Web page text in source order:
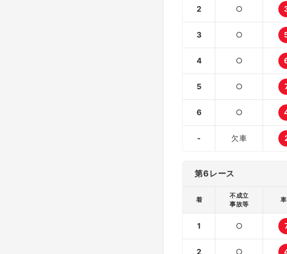
2 ○
3 ○
4 ○
5 ○
6 ○
- 欠車
第6レース
着
不成立
事故等
1 ○
2 ○